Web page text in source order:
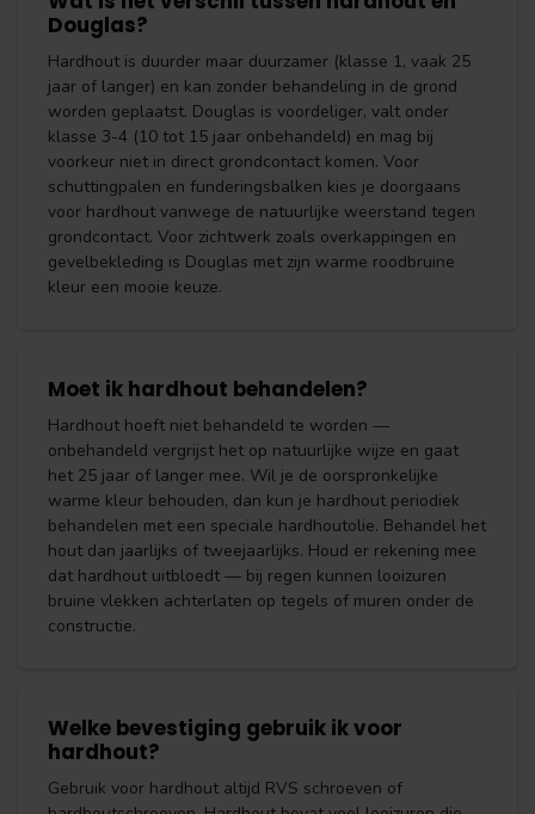
Douglas?
Hardhout is duurder maar duurzamer (klasse 1, vaak 25
jaar of langer) en kan zonder behandeling in de grond
worden geplaatst. Douglas is voordeliger, valt onder
klasse 3-4 (10 tot 15 jaar onbehandeld) en mag bij
voorkeur niet in direct grondcontact komen. Voor
schuttingpalen en funderingsbalken kies je doorgaans
voor hardhout vanwege de natuurlijke weerstand tegen
grondcontact. Voor zichtwerk zoals overkappingen en
gevelbekleding is Douglas met zijn warme roodbruine
kleur een mooie keuze.
Moet ik hardhout behandelen?
Hardhout hoeft niet behandeld te worden —
onbehandeld vergrijst het op natuurlijke wijze en gaat
het 25 jaar of langer mee. Wil je de oorspronkelijke
warme kleur behouden, dan kun je hardhout periodiek
behandelen met een speciale hardhoutolie. Behandel het
hout dan jaarlijks of tweejaarlijks. Houd er rekening mee
dat hardhout uitbloedt — bij regen kunnen looizuren
bruine vlekken achterlaten op tegels of muren onder de
constructie.
Welke bevestiging gebruik ik voor
hardhout?
Gebruik voor hardhout altijd RVS schroeven of